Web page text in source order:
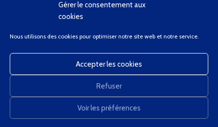
Gérer le consentement aux
cookies
Nous utilisons des cookies pour optimiser notre site web et notre service.
Accepter les cookies
Refuser
Voir les préférences
Contactez-nous
Bienvenue
Client Privilège
Mon Compte
Panier